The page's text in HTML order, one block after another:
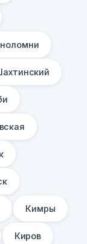
Кимры
Киров